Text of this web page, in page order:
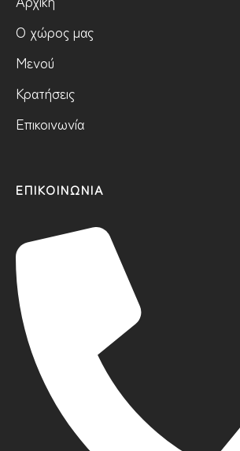
Ο χώρος μας
Μενού
Κρατήσεις
Επικοινωνία
ΕΠΙΚΟΙΝΩΝΙΑ